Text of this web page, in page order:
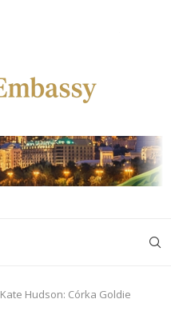
Kate Hudson: Córka Goldie